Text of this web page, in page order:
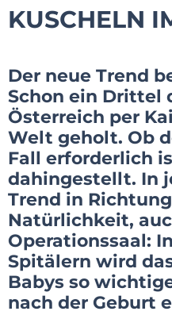
KUSCHELN
Der neue Trend
Schon ein Drittel
Österreich per
Welt geholt. Ob
Fall erforderlich
dahingestellt. In
Trend in
Natürlichkeit,
Operationssaal:
Spitälern wird
Babys so
nach der Geburt